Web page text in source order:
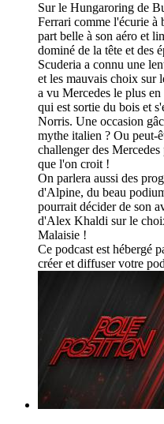
Sur le Hungaroring de
Ferrari comme l'écurie à
part belle à son aéro et
dominé de la tête et des
Scuderia a connu une
et les mauvais choix sur
a vu Mercedes le plus
qui est sortie du bois et
Norris. Une occasion
mythe italien ? Ou peut-
challenger des
que l'on croit !
On parlera aussi des
d'Alpine, du beau
pourrait décider de son
d'Alex Khaldi sur le
Malaisie !
Ce podcast est hébergé
créer et diffuser votre